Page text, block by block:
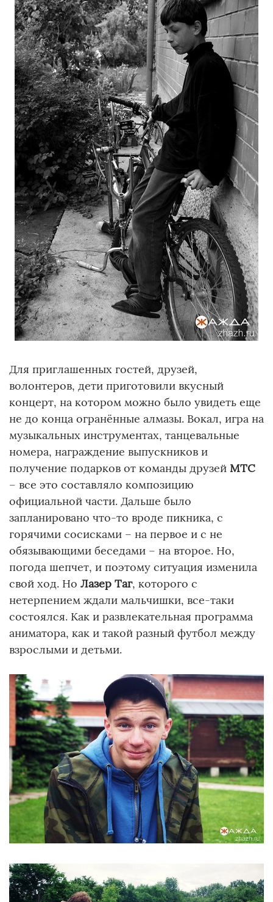
Для приглашенных гостей, друзей,
волонтеров, дети приготовили вкусный
концерт, на котором можно было увидеть еще
не до конца огранённые алмазы. Вокал, игра на
музыкальных инструментах, танцевальные
номера, награждение выпускников и
получение подарков от команды друзей МТС
– все это составляло композицию
официальной части. Дальше было
запланировано что-то вроде пикника, с
горячими сосисками – на первое и с не
обязывающими беседами – на второе. Но,
погода шепчет, и поэтому ситуация изменила
свой ход. Но Лазер Таг, которого с
нетерпением ждали мальчишки, все-таки
состоялся. Как и развлекательная программа
аниматора, как и такой разный футбол между
взрослыми и детьми.